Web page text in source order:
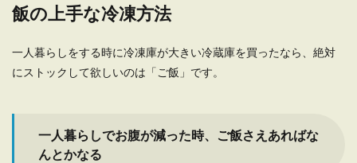
飯の上手な冷凍方法
一人暮らしをする時に冷凍庫が大きい冷蔵庫を買ったなら、絶対
にストックして欲しいのは「ご飯」です。
一人暮らしでお腹が減った時、ご飯さえあればな
んとかなる